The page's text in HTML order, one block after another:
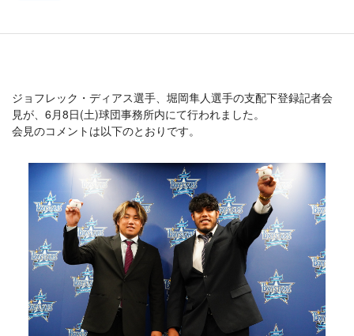
ジョフレック・ディアス選手、堀岡隼人選手の支配下登録記者会
見が、6月8日(土)球団事務所内にて行われました。
会見のコメントは以下のとおりです。